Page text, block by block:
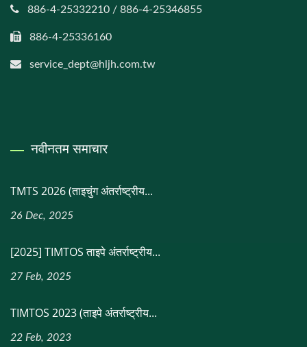
886-4-25332210 / 886-4-25346855
886-4-25336160
service_dept@hljh.com.tw
नवीनतम समाचार
TMTS 2026 (ताइचुंग अंतर्राष्ट्रीय...
26 Dec, 2025
[2025] TIMTOS ताइपे अंतर्राष्ट्रीय...
27 Feb, 2025
TIMTOS 2023 (ताइपे अंतर्राष्ट्रीय...
22 Feb, 2023